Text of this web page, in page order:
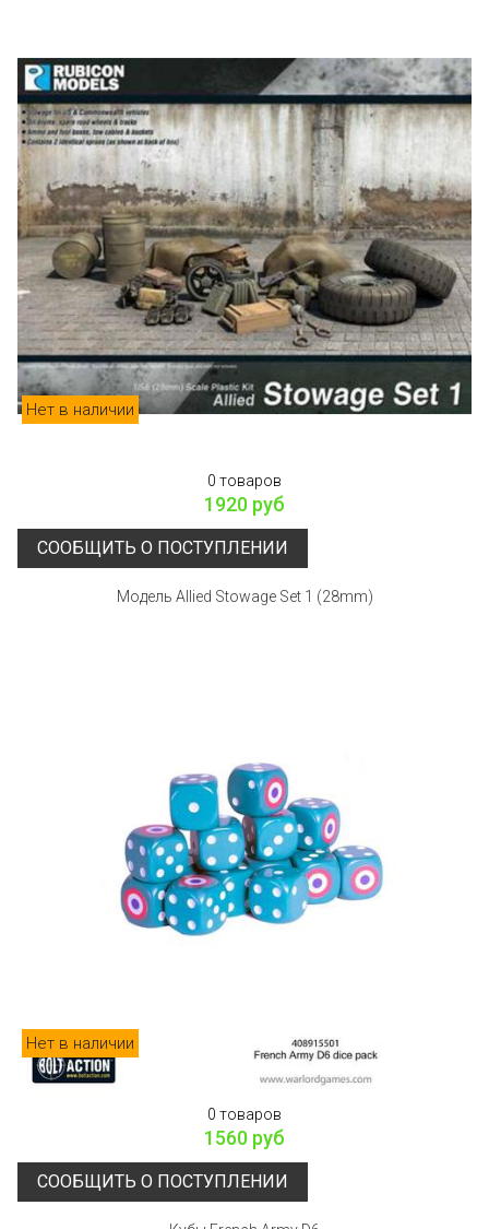
Нет в наличии
0 товаров
1920 руб
СООБЩИТЬ О ПОСТУПЛЕНИИ
Модель Allied Stowage Set 1 (28mm)
Нет в наличии
0 товаров
1560 руб
СООБЩИТЬ О ПОСТУПЛЕНИИ